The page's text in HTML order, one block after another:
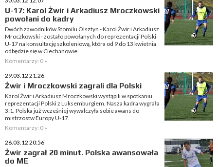
U-17: Karol Żwir i Arkadiusz Mroczkowski
powołani do kadry
Dwóch zawodników Stomilu Olsztyn - Karol Żwir i Arkadiusz
Mroczkowski - zostało powołanych do reprezentacji Polski
U-17 na konsultację szkoleniową, która od 9 do 13 kwietnia
odbędzie się w Ciechanowie.
Komentarzy: 0 »
29.03.12 21:26
Żwir i Mroczkowski zagrali dla Polski
Karol Żwir i Arkadiusz Mroczkowski wystąpili w spotkaniu
reprezentacji Polski z Luksemburgiem. Nasza kadra wygrała
3:1. Polska już wcześniej wywalczyła sobie awans do
mistrzostw Europy U-17.
Komentarzy: 0 »
26.03.12 20:56
Żwir zagrał 20 minut. Polska awansowała
do ME